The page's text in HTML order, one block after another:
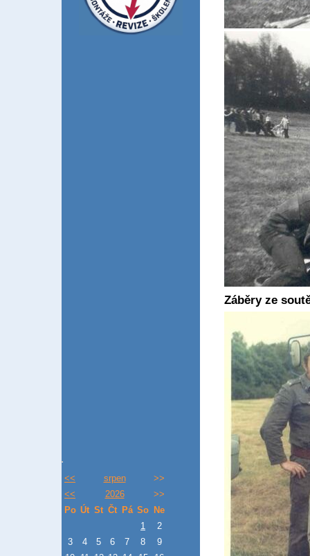
<< srpen
>>
<<
2026
>>
Po Út St Čt Pá So Ne
1
2
3
4 5 6 7 8
9
Záběry ze